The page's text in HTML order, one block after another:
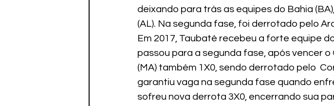
deixando para trás as equipes do Bahia
(AL). Na segunda fase, foi derrotado pelo
Em 2017, Taubaté recebeu a forte equipe
passou para a segunda fase, após vencer o
(MA) também 1X0, sendo derrotado pelo
garantiu vaga na segunda fase quando
sofreu nova derrota 3X0, encerrando sua